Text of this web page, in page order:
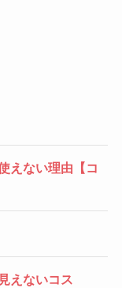
えない理由【コ
えないコス